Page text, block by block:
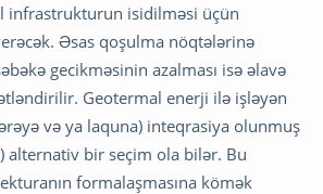
infrastrukturun isidilməsi üçün
Əsas qoşulma nöqtələrinə
gecikməsinin azalması isə əlavə
Geotermal enerji ilə işləyən
və ya laquna) inteqrasiya olunmuş
alternativ bir seçim ola bilər. Bu
formalaşmasına kömək